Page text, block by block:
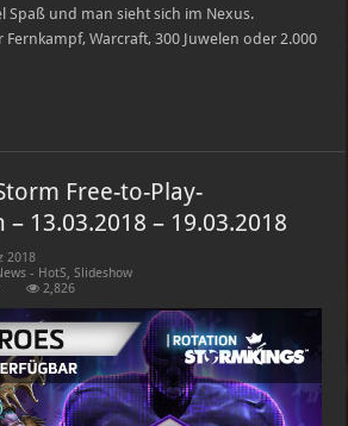
Spaß und man sieht sich im Nexus.
Warcraft, 300 Juwelen oder 2.000
Free-to-Play-
13.03.2018 – 19.03.2018
2018
- HotS,Slideshow
2,826